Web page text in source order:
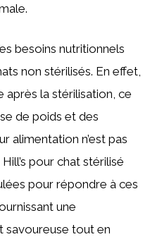
besoins nutritionnels
non stérilisés. En effet,
après la stérilisation, ce
de poids et des
alimentation n’est pas
pour chat stérilisé
pour répondre à ces
une
savoureuse tout en